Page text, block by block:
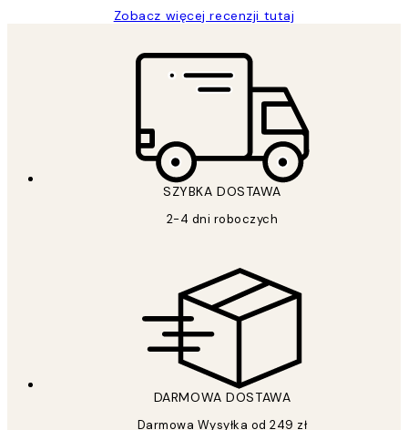
Zobacz więcej recenzji tutaj
SZYBKA DOSTAWA
2-4 dni roboczych
DARMOWA DOSTAWA
Darmowa Wysyłka od 249 zł